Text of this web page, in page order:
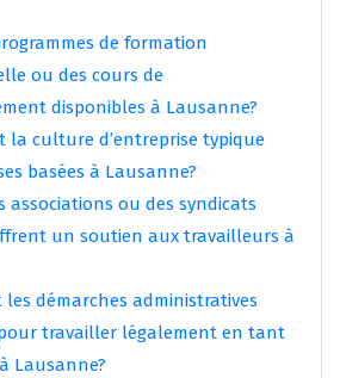
de formation
ou des cours de
disponibles à Lausanne?
la culture d’entreprise typique
basées à Lausanne?
associations ou des syndicats
un soutien aux travailleurs à
démarches administratives
travailler légalement en tant
Lausanne?